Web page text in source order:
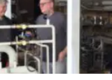
intelekto
ir
norint